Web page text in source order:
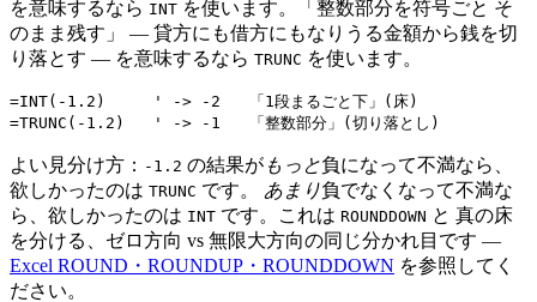
を意味するなら INT を使います。「整数部分を符号ごと そ
のまま残す」 — 貸方にも借方にもなりうる金額から銭を切
り落とす — を意味するなら TRUNC を使います。
=INT(-1.2)     ' -> -2   「1段まるごと下」(床)
よい見分け方： -1.2 の結果が もっと負になって不満なら、
欲しかったのは TRUNC です。 あまり負でなくなって不満な
ら、欲しかったのは INT です。これは ROUNDDOWN と 真の床
を分ける、ゼロ方向 vs 無限大方向の同じ分かれ目です —
Excel ROUND・ROUNDUP・ROUNDDOWN を参照してく
ださい。